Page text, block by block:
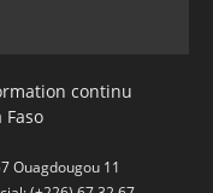
continu
Ouagdougou 11